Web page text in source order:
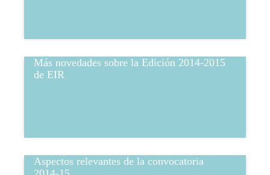
Más novedades sobre la Edición 2014-2015
de EIR
Aspectos relevantes de la convocatoria